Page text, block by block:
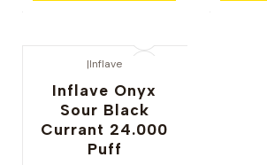
|Inflave
Inflave Onyx
Sour Black
Currant 24.000
Puff